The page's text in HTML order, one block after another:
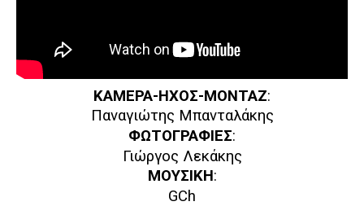
ΚΑΜΕΡΑ-ΗΧΟΣ-ΜΟΝΤΑΖ:
Παναγιώτης Μπανταλάκης
ΦΩΤΟΓΡΑΦΙΕΣ:
Γιώργος Λεκάκης
ΜΟΥΣΙΚΗ:
GCh